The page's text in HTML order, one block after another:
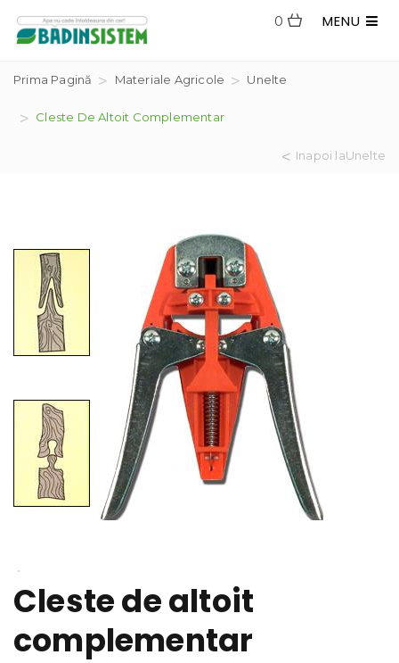
MENU
0
Prima Pagină Materiale Agricole Unelte
Cleste De Altoit Complementar
Inapoi laUnelte
Cleste de altoit
complementar